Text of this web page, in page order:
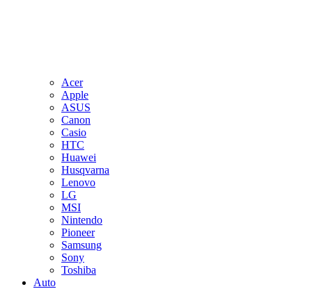
Acer
Apple
ASUS
Canon
Casio
HTC
Huawei
Husqvarna
Lenovo
LG
MSI
Nintendo
Pioneer
Samsung
Sony
Toshiba
Auto